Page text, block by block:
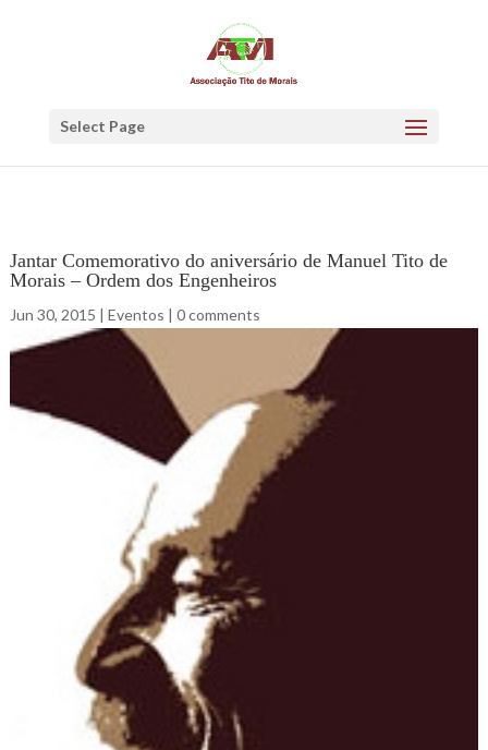
Select Page
Jantar Comemorativo do aniversário de Manuel Tito de
Morais – Ordem dos Engenheiros
Jun 30, 2015 | Eventos | 0 comments